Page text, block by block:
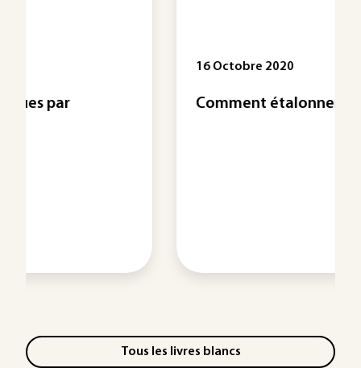
Comment étalonner une balance ?
Tous les livres blancs